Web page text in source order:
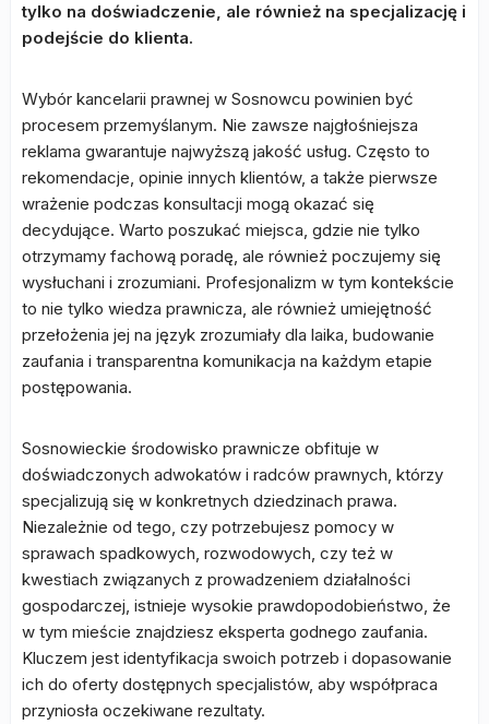
tylko na doświadczenie, ale również na specjalizację i
podejście do klienta.
Wybór kancelarii prawnej w Sosnowcu powinien być
procesem przemyślanym. Nie zawsze najgłośniejsza
reklama gwarantuje najwyższą jakość usług. Często to
rekomendacje, opinie innych klientów, a także pierwsze
wrażenie podczas konsultacji mogą okazać się
decydujące. Warto poszukać miejsca, gdzie nie tylko
otrzymamy fachową poradę, ale również poczujemy się
wysłuchani i zrozumiani. Profesjonalizm w tym kontekście
to nie tylko wiedza prawnicza, ale również umiejętność
przełożenia jej na język zrozumiały dla laika, budowanie
zaufania i transparentna komunikacja na każdym etapie
postępowania.
Sosnowieckie środowisko prawnicze obfituje w
doświadczonych adwokatów i radców prawnych, którzy
specjalizują się w konkretnych dziedzinach prawa.
Niezależnie od tego, czy potrzebujesz pomocy w
sprawach spadkowych, rozwodowych, czy też w
kwestiach związanych z prowadzeniem działalności
gospodarczej, istnieje wysokie prawdopodobieństwo, że
w tym mieście znajdziesz eksperta godnego zaufania.
Kluczem jest identyfikacja swoich potrzeb i dopasowanie
ich do oferty dostępnych specjalistów, aby współpraca
przyniosła oczekiwane rezultaty.